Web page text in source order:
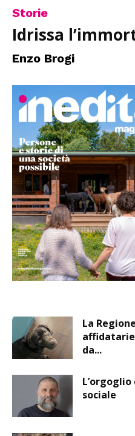
Storie
Idrissa
Enzo Brogi
La
da...
sociale